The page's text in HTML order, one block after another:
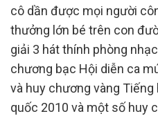
cô dần được mọi người
thưởng lớn bé trên con
giải 3 hát thính phòng
chương bạc Hội diễn ca
và huy chương vàng
quốc 2010 và một số huy